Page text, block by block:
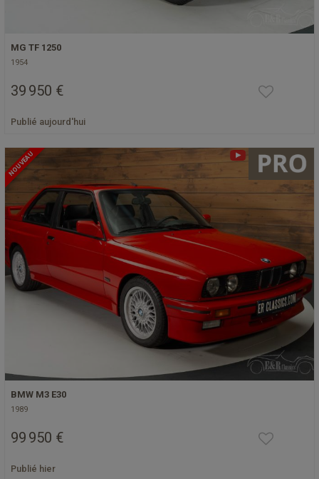
MG TF 1250
1954
39 950 €
Publié aujourd'hui
NOUVEAU
BMW M3 E30
1989
99 950 €
Publié hier